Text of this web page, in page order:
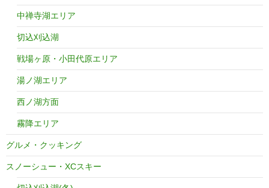
中禅寺湖エリア
切込刈込湖
戦場ヶ原・小田代原エリア
湯ノ湖エリア
西ノ湖方面
霧降エリア
グルメ・クッキング
スノーシュー・XCスキー